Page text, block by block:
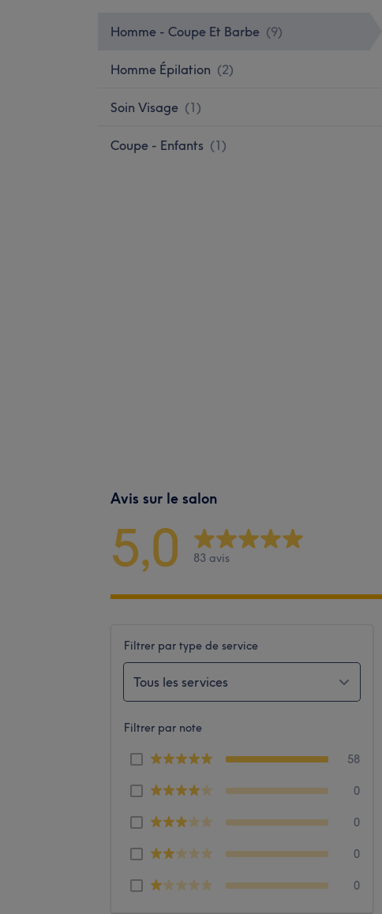
Homme - Coupe Et Barbe (9)
Homme Épilation (2)
Soin Visage (1)
Coupe - Enfants (1)
Avis sur le salon
5,0 83 avis
Filtrer par type de service
Tous les services
Filtrer par note
58
0
0
0
0